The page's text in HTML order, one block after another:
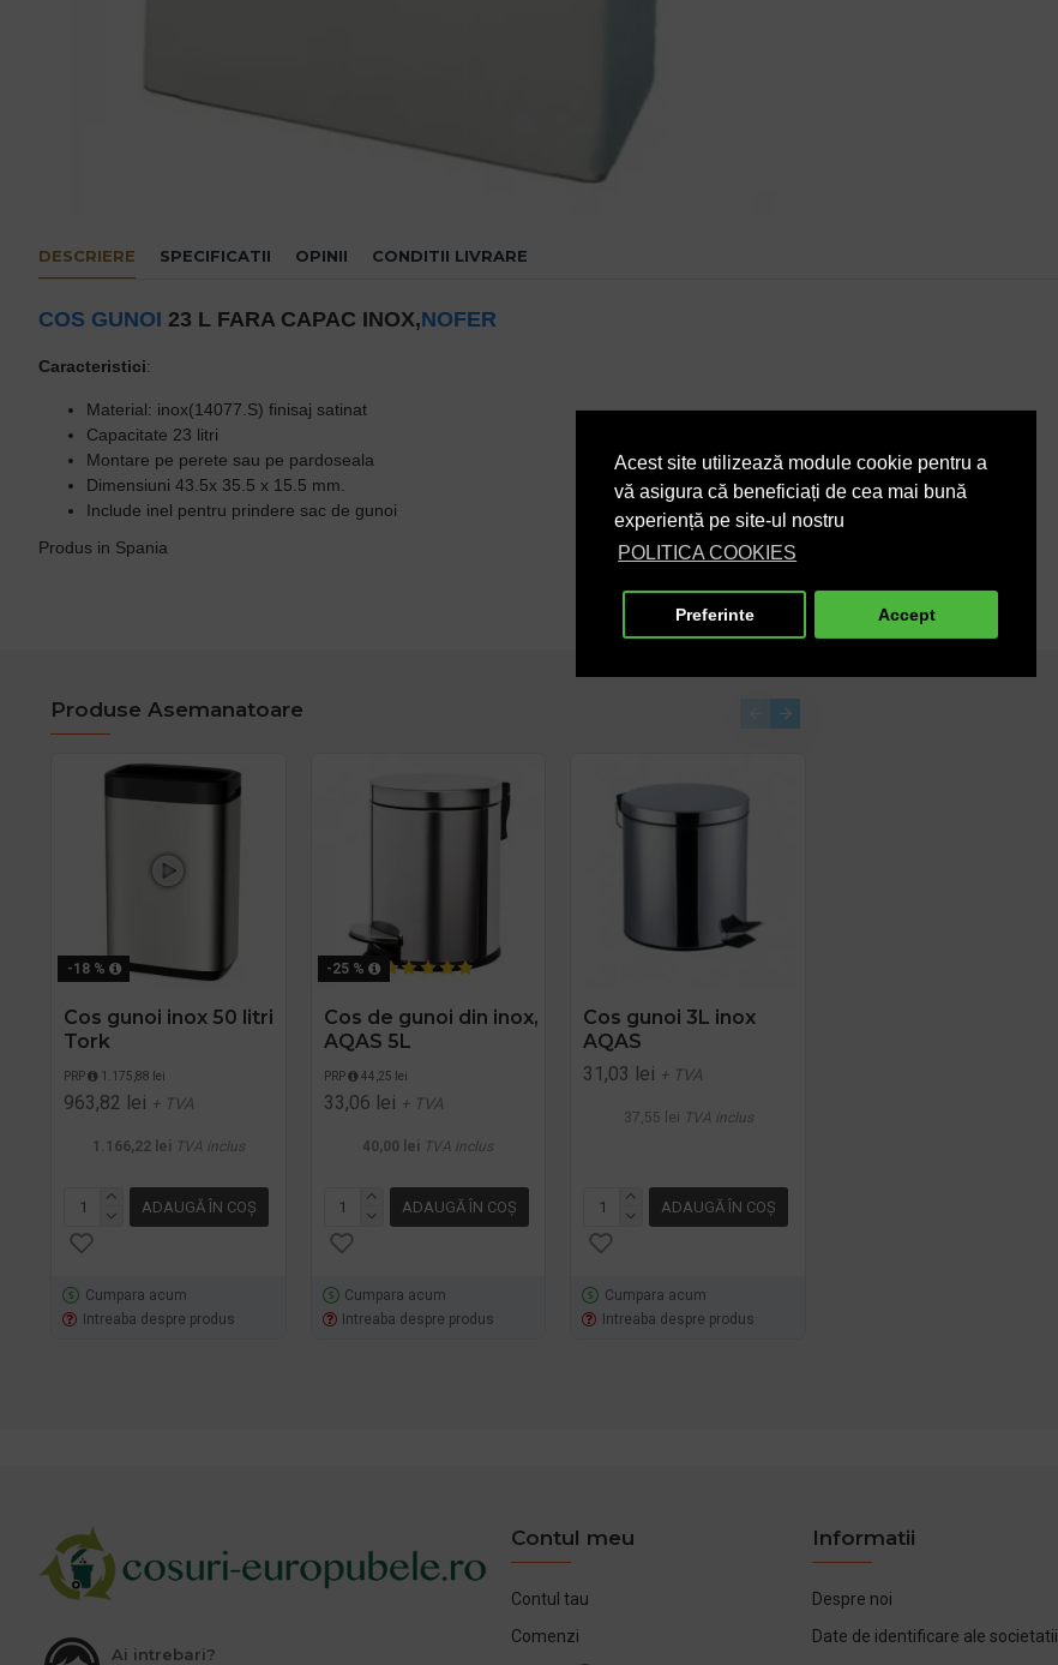
Acest site utilizează module cookie pentru a
vă asigura că beneficiați de cea mai bună
experiență pe site-ul nostru
POLITICA COOKIES
Preferinte Accept
DESCRIERE SPECIFICATII OPINII CONDITII LIVRARE
COS GUNOI 23 L FARA CAPAC INOX,NOFER
Caracteristici:
Material: inox(14077.S) finisaj satinat
Capacitate 23 litri
Montare pe perete sau pe pardoseala
Dimensiuni 43.5x 35.5 x 15.5 mm.
Include inel pentru prindere sac de gunoi
Produs in Spania
Produse Asemanatoare
-18 %
Cos gunoi inox 50 litri
Tork
PRP 1.175,88 lei
963,82 lei + TVA
1.166,22 lei TVA inclus
ADAUGĂ ÎN COŞ
Cumpara acum
Intreaba despre produs
-25 %
Cos de gunoi din inox,
AQAS 5L
PRP 44,25 lei
33,06 lei + TVA
40,00 lei TVA inclus
ADAUGĂ ÎN COŞ
Cumpara acum
Intreaba despre produs
Cos gunoi 3L inox
AQAS
31,03 lei + TVA
37,55 lei TVA inclus
ADAUGĂ ÎN COŞ
Cumpara acum
Intreaba despre produs
Ai intrebari?
Contul meu
Contul tau
Comenzi
Informatii
Despre noi
Date de identificare ale societatii